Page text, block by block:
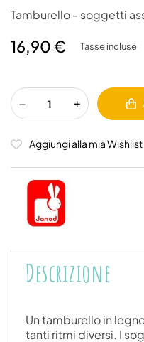
Tamburello - soggetti
16,90 € Tasse incluse
Aggiungi alla mia Wishlist
Descrizione
Un tamburello in
tanti ritmi diversi. I